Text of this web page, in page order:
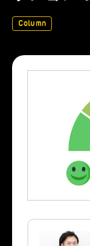
Column